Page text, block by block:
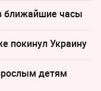
ближайшие часы
покинул Украину
детям